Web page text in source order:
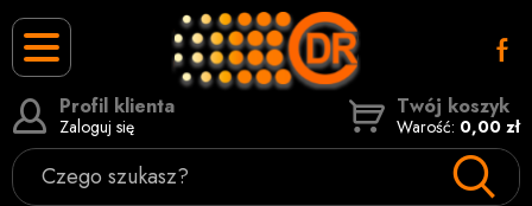
Czego szukasz?
Profil klienta
Zaloguj się
Twój koszyk
Warość: 0,00 zł